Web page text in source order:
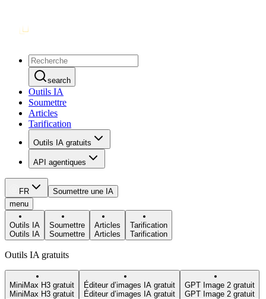
search
Outils IA
Soumettre
Articles
Tarification
Outils IA gratuits
API agentiques
FR
Soumettre une IA
menu
Outils IA
Outils IA
Soumettre
Soumettre
Articles
Articles
Tarification
Tarification
Outils IA gratuits
MiniMax H3 gratuit
MiniMax H3 gratuit
Éditeur d’images IA gratuit
Éditeur d’images IA gratuit
GPT Image 2 gratuit
GPT Image 2 gratuit